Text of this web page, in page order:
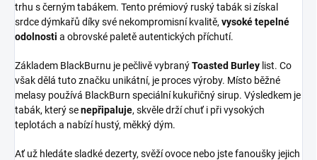
trhu s černým tabákem. Tento prémiový ruský tabák si získal
srdce dýmkařů díky své nekompromisní kvalitě, vysoké tepelné
odolnosti a obrovské paletě autentických příchutí.
Základem BlackBurnu je pečlivě vybranýToasted Burley list. Co
však dělá tuto značku unikátní, je proces výroby. Místo běžné
melasy používá BlackBurn speciální kukuřičný sirup. Výsledkem je
tabák, který senepřipaluje, skvěle drží chuť i při vysokých
teplotách a nabízí hustý, měkký dým.
Ať už hledáte sladké dezerty, svěží ovoce nebo jste fanoušky jejich